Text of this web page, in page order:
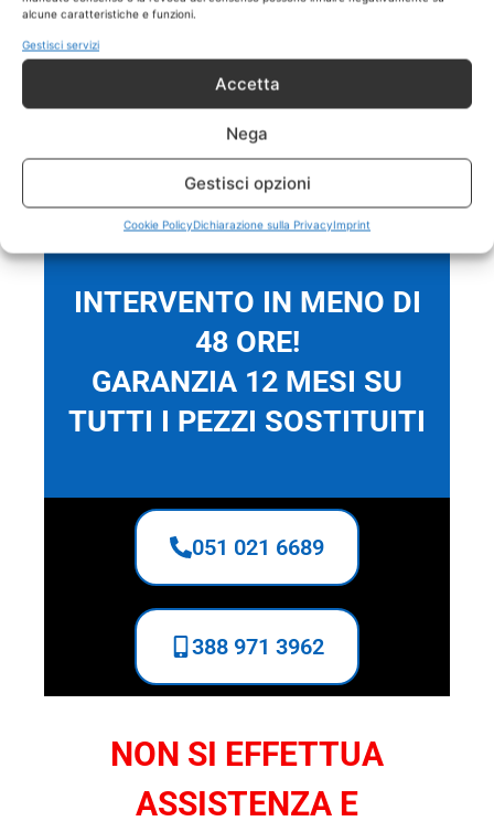
alcune caratteristiche e funzioni.
Gestisci servizi
Accetta
Nega
Gestisci opzioni
Cookie PolicyDichiarazione sulla PrivacyImprint
RICAMBI CON GARANZIA 1
ANNO
Eseguiamo ilservizio di Riparazione AEG
SOLOsu prodotti AEG fuori
con ricambi coperti da garanzia di 1 anno.
INTERVENTO IN MENO DI
48 ORE!
GARANZIA 12 MESI SU
TUTTI I PEZZI SOSTITUITI
051 021 6689
388 971 3962
NON SI EFFETTUA
ASSISTENZA E